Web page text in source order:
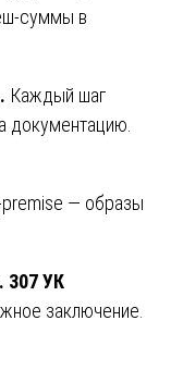
суммы в
Каждый шаг
документацию.
— образы
307 УК
заключение.